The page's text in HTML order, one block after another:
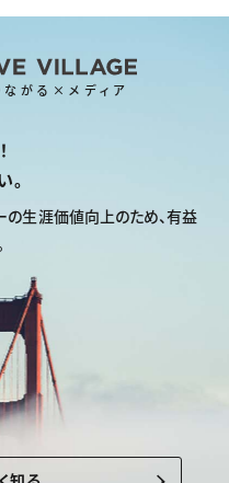
がる×メディア
。
の生涯価値向上のため、有益